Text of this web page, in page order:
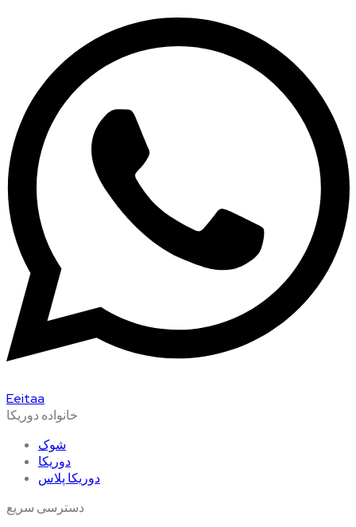
Eeitaa
خانواده دوریکا
شوک
دوریکا
دوریکا پلاس
دسترسی سریع